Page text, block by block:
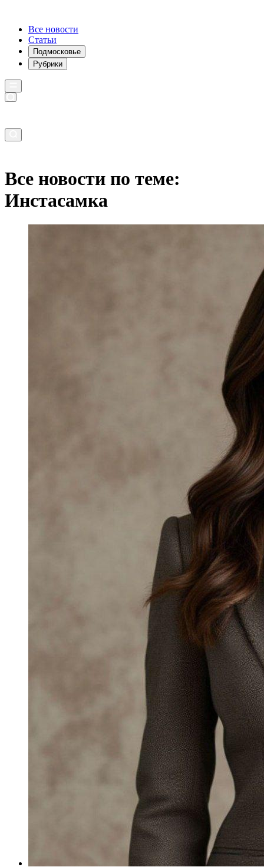
Все новости
Статьи
Подмосковье
Рубрики
Все новости по теме:
Инстасамка